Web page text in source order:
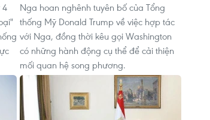
4
Nga hoan nghênh tuyên bố của Tổng
thống Mỹ Donald Trump về việc hợp tác
với Nga, đồng thời kêu gọi Washington
có những hành động cụ thể để cải thiện
mối quan hệ song phương.